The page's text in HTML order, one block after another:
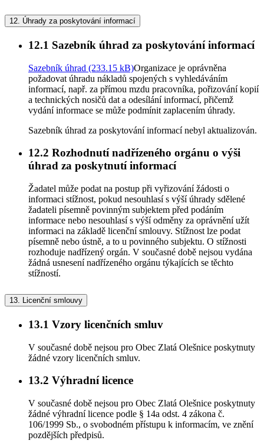
12. Úhrady za poskytování informací
12.1 Sazebník úhrad za poskytování informací
Sazebník úhrad (233.15 kB)Organizace je oprávněna
požadovat úhradu nákladů spojených s vyhledáváním
informací, např. za přímou mzdu pracovníka, pořizování kopií
a technických nosičů dat a odesílání informací, přičemž
vydání informace se může podmínit zaplacením úhrady.
Sazebník úhrad za poskytování informací nebyl aktualizován.
12.2 Rozhodnutí nadřízeného orgánu o výši
úhrad za poskytnutí informací
Žadatel může podat na postup při vyřizování žádosti o
informaci stížnost, pokud nesouhlasí s výší úhrady sdělené
žadateli písemně povinným subjektem před podáním
informace nebo nesouhlasí s výší odměny za oprávnění užít
informaci na základě licenční smlouvy. Stížnost lze podat
písemně nebo ústně, a to u povinného subjektu. O stížnosti
rozhoduje nadřízený orgán. V současné době nejsou vydána
žádná usnesení nadřízeného orgánu týkajících se těchto
stížností.
13. Licenční smlouvy
13.1 Vzory licenčních smluv
V současné době nejsou pro Obec Zlatá Olešnice poskytnuty
žádné vzory licenčních smluv.
13.2 Výhradní licence
V současné době nejsou pro Obec Zlatá Olešnice poskytnuty
žádné výhradní licence podle § 14a odst. 4 zákona č.
106/1999 Sb., o svobodném přístupu k informacím, ve znění
pozdějších předpisů.